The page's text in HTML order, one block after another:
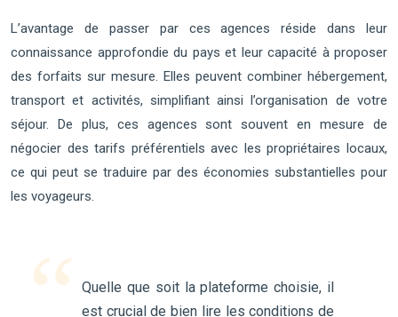
L’avantage de passer par ces agences réside dans leur
connaissance approfondie du pays et leur capacité à proposer
des forfaits sur mesure. Elles peuvent combiner hébergement,
transport et activités, simplifiant ainsi l’organisation de votre
séjour. De plus, ces agences sont souvent en mesure de
négocier des tarifs préférentiels avec les propriétaires locaux,
ce qui peut se traduire par des économies substantielles pour
les voyageurs.
Quelle que soit la plateforme choisie, il
est crucial de bien lire les conditions de